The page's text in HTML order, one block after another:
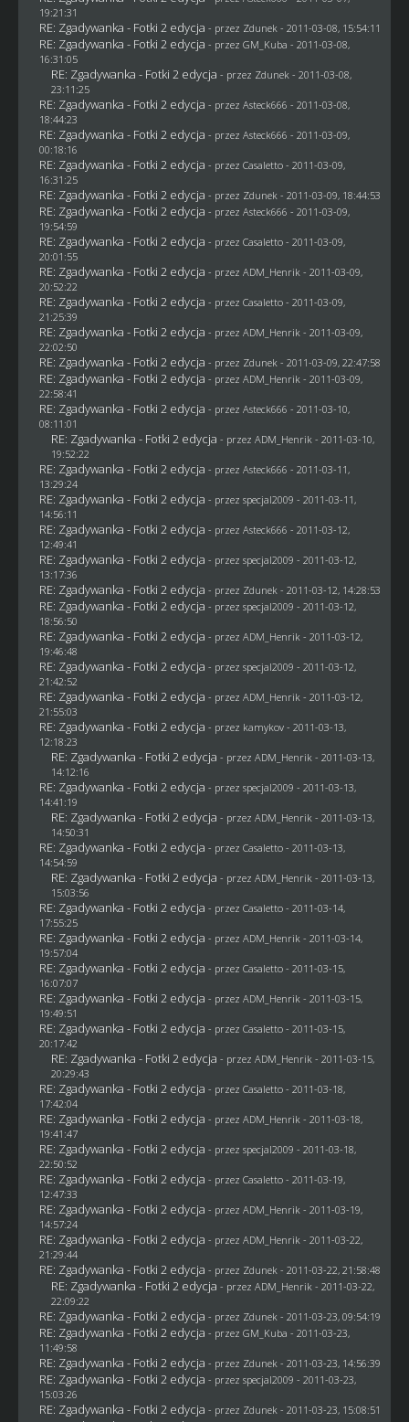
19:21:31
RE: Zgadywanka - Fotki 2 edycja - przez Zdunek - 2011-03-08, 15:54:11
RE: Zgadywanka - Fotki 2 edycja - przez GM_Kuba - 2011-03-08,
16:31:05
RE: Zgadywanka - Fotki 2 edycja - przez Zdunek - 2011-03-08,
23:11:25
RE: Zgadywanka - Fotki 2 edycja - przez Asteck666 - 2011-03-08,
18:44:23
RE: Zgadywanka - Fotki 2 edycja - przez Asteck666 - 2011-03-09,
00:18:16
RE: Zgadywanka - Fotki 2 edycja - przez Casaletto- 2011-03-09,
16:31:25
RE: Zgadywanka - Fotki 2 edycja - przez Zdunek - 2011-03-09, 18:44:53
RE: Zgadywanka - Fotki 2 edycja - przez Asteck666 - 2011-03-09,
19:54:59
RE: Zgadywanka - Fotki 2 edycja - przez Casaletto- 2011-03-09,
20:01:55
RE: Zgadywanka - Fotki 2 edycja - przez ADM_Henrik - 2011-03-09,
20:52:22
RE: Zgadywanka - Fotki 2 edycja - przez Casaletto- 2011-03-09,
21:25:39
RE: Zgadywanka - Fotki 2 edycja - przez ADM_Henrik - 2011-03-09,
22:02:50
RE: Zgadywanka - Fotki 2 edycja - przez Zdunek - 2011-03-09, 22:47:58
RE: Zgadywanka - Fotki 2 edycja - przez ADM_Henrik - 2011-03-09,
22:58:41
RE: Zgadywanka - Fotki 2 edycja - przez Asteck666 - 2011-03-10,
08:11:01
RE: Zgadywanka - Fotki 2 edycja - przez ADM_Henrik - 2011-03-10,
19:52:22
RE: Zgadywanka - Fotki 2 edycja - przez Asteck666 - 2011-03-11,
13:29:24
RE: Zgadywanka - Fotki 2 edycja - przez specjal2009 - 2011-03-11,
14:56:11
RE: Zgadywanka - Fotki 2 edycja - przez Asteck666 - 2011-03-12,
12:49:41
RE: Zgadywanka - Fotki 2 edycja - przez specjal2009 - 2011-03-12,
13:17:36
RE: Zgadywanka - Fotki 2 edycja - przez Zdunek - 2011-03-12, 14:28:53
RE: Zgadywanka - Fotki 2 edycja - przez specjal2009 - 2011-03-12,
18:56:50
RE: Zgadywanka - Fotki 2 edycja - przez ADM_Henrik - 2011-03-12,
19:46:48
RE: Zgadywanka - Fotki 2 edycja - przez specjal2009 - 2011-03-12,
21:42:52
RE: Zgadywanka - Fotki 2 edycja - przez ADM_Henrik - 2011-03-12,
21:55:03
RE: Zgadywanka - Fotki 2 edycja - przez kamykov- 2011-03-13,
12:18:23
RE: Zgadywanka - Fotki 2 edycja - przez ADM_Henrik - 2011-03-13,
14:12:16
RE: Zgadywanka - Fotki 2 edycja - przez specjal2009 - 2011-03-13,
14:41:19
RE: Zgadywanka - Fotki 2 edycja - przez ADM_Henrik - 2011-03-13,
14:50:31
RE: Zgadywanka - Fotki 2 edycja - przez Casaletto- 2011-03-13,
14:54:59
RE: Zgadywanka - Fotki 2 edycja - przez ADM_Henrik - 2011-03-13,
15:03:56
RE: Zgadywanka - Fotki 2 edycja - przez Casaletto- 2011-03-14,
17:55:25
RE: Zgadywanka - Fotki 2 edycja - przez ADM_Henrik - 2011-03-14,
19:57:04
RE: Zgadywanka - Fotki 2 edycja - przez Casaletto- 2011-03-15,
16:07:07
RE: Zgadywanka - Fotki 2 edycja - przez ADM_Henrik - 2011-03-15,
19:49:51
RE: Zgadywanka - Fotki 2 edycja - przez Casaletto- 2011-03-15,
20:17:42
RE: Zgadywanka - Fotki 2 edycja - przez ADM_Henrik - 2011-03-15,
20:29:43
RE: Zgadywanka - Fotki 2 edycja - przez Casaletto- 2011-03-18,
17:42:04
RE: Zgadywanka - Fotki 2 edycja - przez ADM_Henrik - 2011-03-18,
19:41:47
RE: Zgadywanka - Fotki 2 edycja - przez specjal2009 - 2011-03-18,
22:50:52
RE: Zgadywanka - Fotki 2 edycja - przez Casaletto- 2011-03-19,
12:47:33
RE: Zgadywanka - Fotki 2 edycja - przez ADM_Henrik - 2011-03-19,
14:57:24
RE: Zgadywanka - Fotki 2 edycja - przez ADM_Henrik - 2011-03-22,
21:29:44
RE: Zgadywanka - Fotki 2 edycja - przez Zdunek - 2011-03-22, 21:58:48
RE: Zgadywanka - Fotki 2 edycja - przez ADM_Henrik - 2011-03-22,
22:09:22
RE: Zgadywanka - Fotki 2 edycja - przez Zdunek - 2011-03-23, 09:54:19
RE: Zgadywanka - Fotki 2 edycja - przez GM_Kuba - 2011-03-23,
11:49:58
RE: Zgadywanka - Fotki 2 edycja - przez Zdunek - 2011-03-23, 14:56:39
RE: Zgadywanka - Fotki 2 edycja - przez specjal2009 - 2011-03-23,
15:03:26
RE: Zgadywanka - Fotki 2 edycja - przez Zdunek - 2011-03-23, 15:08:51